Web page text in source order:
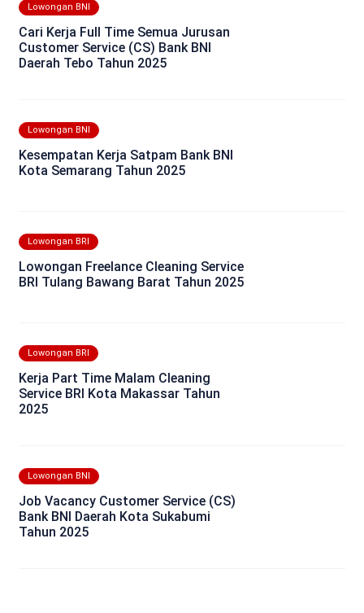
Lowongan BNI
Cari Kerja Full Time Semua Jurusan
Customer Service (CS) Bank BNI
Daerah Tebo Tahun 2025
Lowongan BNI
Kesempatan Kerja Satpam Bank BNI
Kota Semarang Tahun 2025
Lowongan BRI
Lowongan Freelance Cleaning Service
BRI Tulang Bawang Barat Tahun 2025
Lowongan BRI
Kerja Part Time Malam Cleaning
Service BRI Kota Makassar Tahun
2025
Lowongan BNI
Job Vacancy Customer Service (CS)
Bank BNI Daerah Kota Sukabumi
Tahun 2025